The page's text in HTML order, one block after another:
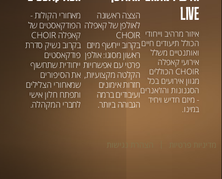
הצצה ראשונה
לאולפן של קאפלה
CHOIR
בקרוב ייחשף מיזם
ראשון מסוגו: אולפן
פרטי עם אפשרויות
הקלטה מקצועיות,
חזרות אימונים
ועיבודים ברמה
הגבוהה ביותר.
מאחורי הקולות -
הפודקאסטים של
קאפלה CHOIR
בקרוב נשיק סדרת
פודקאסטים
ייחודית שתחשוף
את הסיפורים
שמאחורי הצלילים
ותפתח חלון אישי
לחברי המקהלה.
LIVE
איזור מרהיב וייחודי
הכולל תיעודים חיים
ואותנטיים משלל
אירועי קאפלה
CHOIR הכוללים
מגוון אירועים בכל
הסגנונות והז'אנרים
- מיזם חדיש ויחיד
במינו.
מדיניות פרטיות הצהרת נגישות